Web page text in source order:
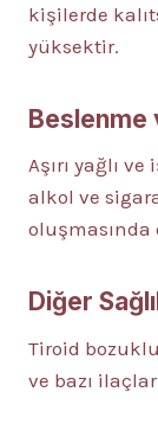
kişilerde
yüksektir.
Beslenme
Aşırı yağlı
alkol ve
Diğer
Tiroid
ve bazı